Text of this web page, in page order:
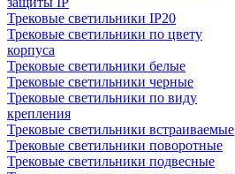
Трековые светильники IP20
Трековые светильники по цвету
корпуса
Трековые светильники белые
Трековые светильники черные
Трековые светильники по виду
крепления
Трековые светильники встраиваемые
Трековые светильники поворотные
Трековые светильники подвесные